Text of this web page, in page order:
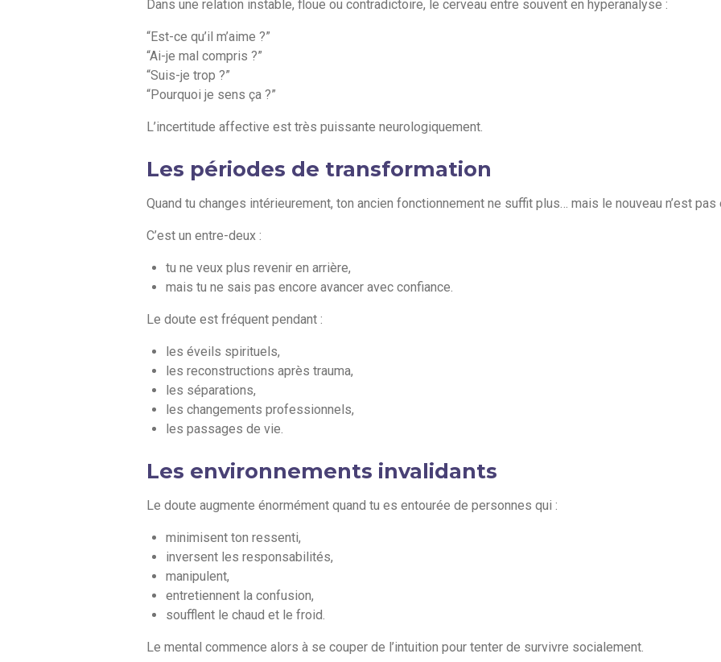
Dans une relation instable, floue ou contradictoire, le cerveau entre souvent en hyperanalyse :
“Est-ce qu’il m’aime ?”
“Ai-je mal compris ?”
“Suis-je trop ?”
“Pourquoi je sens ça ?”
L’incertitude affective est très puissante neurologiquement.
Les périodes de transformation
Quand tu changes intérieurement, ton ancien fonctionnement ne suffit plus… mais le nouveau n’est pas
C’est un entre-deux :
tu ne veux plus revenir en arrière,
mais tu ne sais pas encore avancer avec confiance.
Le doute est fréquent pendant :
les éveils spirituels,
les reconstructions après trauma,
les séparations,
les changements professionnels,
les passages de vie.
Les environnements invalidants
Le doute augmente énormément quand tu es entourée de personnes qui :
minimisent ton ressenti,
inversent les responsabilités,
manipulent,
entretiennent la confusion,
soufflent le chaud et le froid.
Le mental commence alors à se couper de l’intuition pour tenter de survivre socialement.